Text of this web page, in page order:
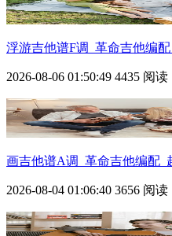
浮游吉他谱F调_革命吉他编
2026-08-06 01:50:49 4435 阅读
画吉他谱A调_革命吉他编配_
2026-08-04 01:06:40 3656 阅读